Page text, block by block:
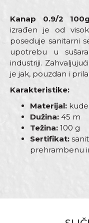
Kanap 0.9/2
izrađen je od
poseduje sanitarni
upotrebu u
industriji.
je jak, pouzdan i
Karakteristike:
Materijal:
Dužina: 45 m
Težina: 100 g
Sertifikat:
prehrambenu
Dimenzija